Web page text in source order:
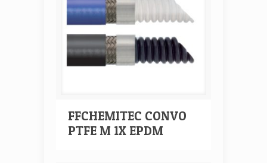
FFCHEMITEC CONVO
PTFE M 1X EPDM